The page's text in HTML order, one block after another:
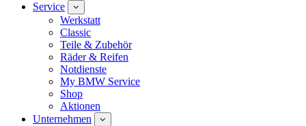
Service
Werkstatt
Classic
Teile & Zubehör
Räder & Reifen
Notdienste
My BMW Service
Shop
Aktionen
Unternehmen